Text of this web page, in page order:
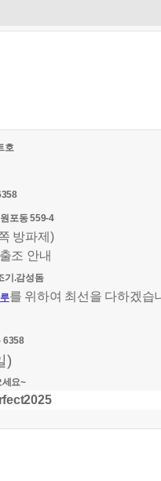
호
포동 559-4
방파제)
조 안내
기.감성돔
를 위하여 최선을 다하겠습
6358
)
세요~